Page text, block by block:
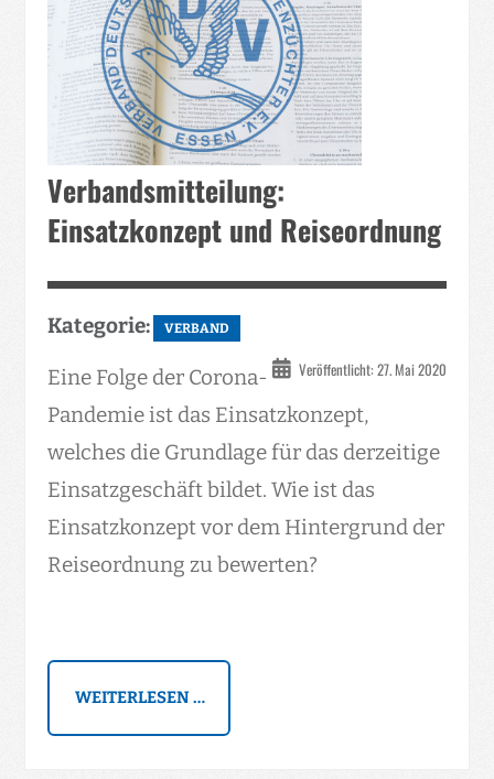
Verbandsmitteilung:
Einsatzkonzept und Reiseordnung
Kategorie: VERBAND
Veröffentlicht: 27. Mai 2020
Eine Folge der Corona-
Pandemie ist das Einsatzkonzept,
welches die Grundlage für das derzeitige
Einsatzgeschäft bildet. Wie ist das
Einsatzkonzept vor dem Hintergrund der
Reiseordnung zu bewerten?
WEITERLESEN …